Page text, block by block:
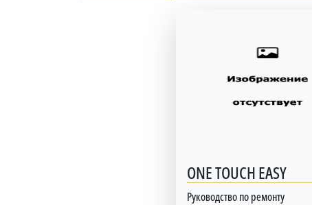
ONE TOUCH EASY
Руководство по ремонту